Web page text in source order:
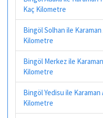
Kaç Kilometre
Bingöl Solhan ile Karaman
Kilometre
Bingöl Merkez ile
Kilometre
Bingöl Yedisu ile Karaman
Kilometre